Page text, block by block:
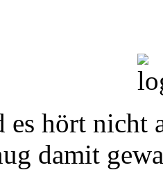
es hört nicht
damit